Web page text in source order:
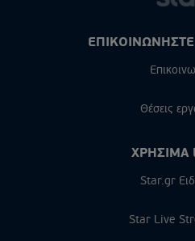
Θέσεις
ΧΡΗΣΙΜΑ
Star.gr
Star Live